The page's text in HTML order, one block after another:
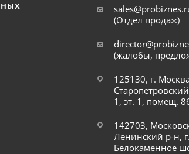
(Отдел продаж)
(жалобы,
125130, г.
1, эт. 1, помещ.
142703,
Ленинский р-н,
Белокаменное